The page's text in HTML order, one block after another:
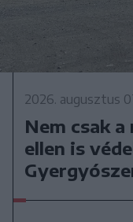
2026. augusztus
Nem csak
ellen is